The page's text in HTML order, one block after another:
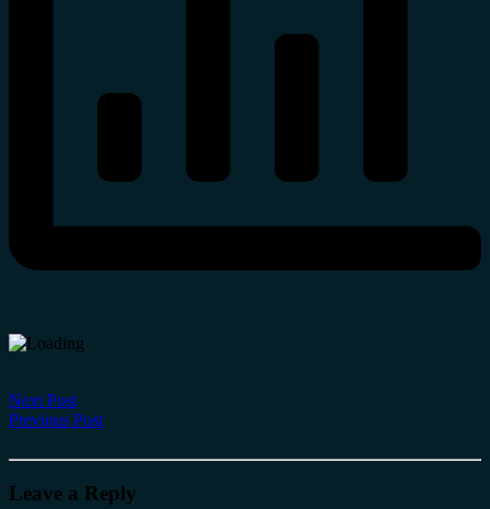
Next Post
Previous Post
Leave a Reply